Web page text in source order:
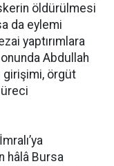
öldürülmesi
da eylemi
yaptırımlara
Abdullah
girişimi, örgüt
hâlâ Bursa